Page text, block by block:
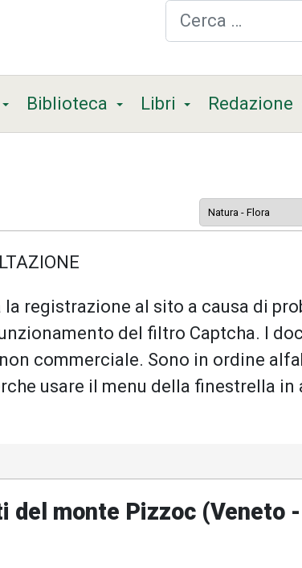
Cerca
Biblioteca Libri Redazione
registrazione al sito a causa di
del filtro Captcha. I
commerciale. Sono in ordine
usare il menu della finestrella in
del monte Pizzoc (Veneto